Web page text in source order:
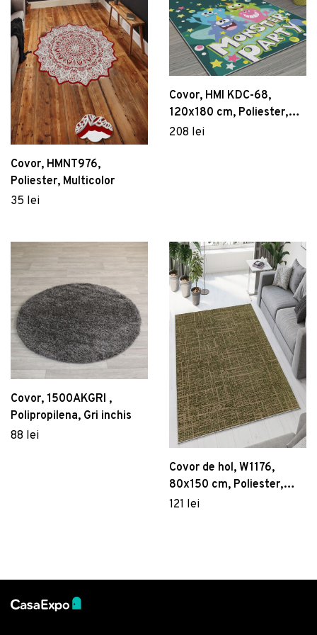
Covor, HMNT976,
Poliester, Multicolor
35 lei
Covor, HMI KDC-68,
120x180 cm, Poliester,
Multicolor
208 lei
Covor, 1500AKGRI ,
Polipropilena, Gri inchis
88 lei
Covor de hol, W1176,
80x150 cm, Poliester,
Multicolor
121 lei